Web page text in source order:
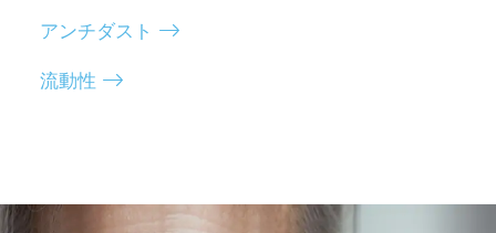
アンチダスト
流動性